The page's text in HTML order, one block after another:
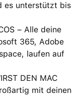
es unterstützt bis
– Alle deine
365, Adobe
laufen auf
DEN MAC
mit deinen